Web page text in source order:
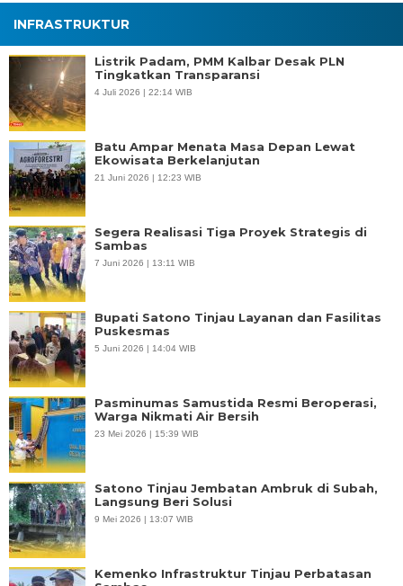
INFRASTRUKTUR
Listrik Padam, PMM Kalbar Desak PLN
Tingkatkan Transparansi
4 Juli 2026 | 22:14 WIB
Batu Ampar Menata Masa Depan Lewat
Ekowisata Berkelanjutan
21 Juni 2026 | 12:23 WIB
Segera Realisasi Tiga Proyek Strategis di
Sambas
7 Juni 2026 | 13:11 WIB
Bupati Satono Tinjau Layanan dan Fasilitas
Puskesmas
5 Juni 2026 | 14:04 WIB
Pasminumas Samustida Resmi Beroperasi,
Warga Nikmati Air Bersih
23 Mei 2026 | 15:39 WIB
Satono Tinjau Jembatan Ambruk di Subah,
Langsung Beri Solusi
9 Mei 2026 | 13:07 WIB
Kemenko Infrastruktur Tinjau Perbatasan